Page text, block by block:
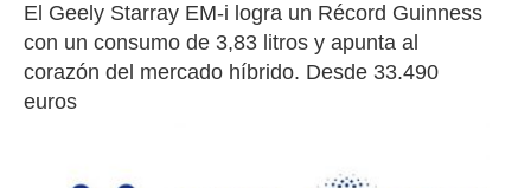
El Geely Starray EM-i logra un Récord Guinness
con un consumo de 3,83 litros y apunta al
corazón del mercado híbrido. Desde 33.490
euros